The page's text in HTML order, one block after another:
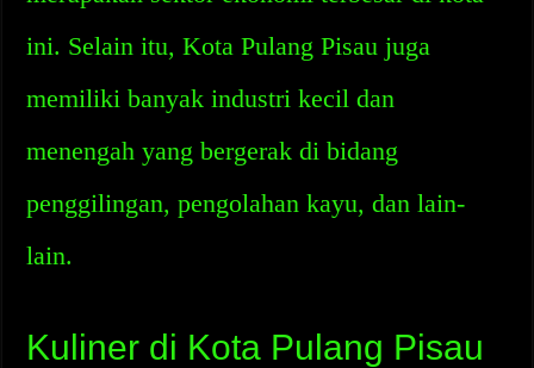
ini. Selain itu, Kota Pulang Pisau juga
memiliki banyak industri kecil dan
menengah yang bergerak di bidang
penggilingan, pengolahan kayu, dan lain-
lain.
Kuliner di Kota Pulang Pisau